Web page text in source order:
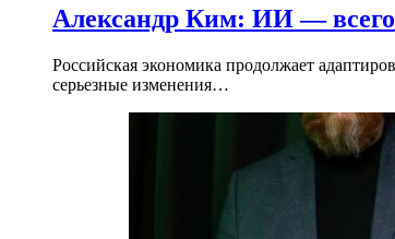
Александр Ким: ИИ — всего
Российская экономика продолжает
серьезные изменения…